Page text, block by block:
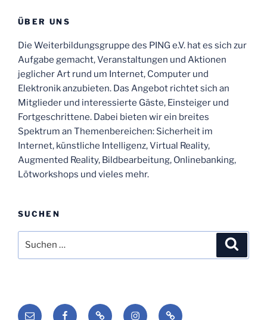
ÜBER UNS
Die Weiterbildungsgruppe des PING e.V. hat es sich zur
Aufgabe gemacht, Veranstaltungen und Aktionen
jeglicher Art rund um Internet, Computer und
Elektronik anzubieten. Das Angebot richtet sich an
Mitglieder und interessierte Gäste, Einsteiger und
Fortgeschrittene. Dabei bieten wir ein breites
Spektrum an Themenbereichen: Sicherheit im
Internet, künstliche Intelligenz, Virtual Reality,
Augmented Reality, Bildbearbeitung, Onlinebanking,
Lötworkshops und vieles mehr.
SUCHEN
nach:
E- FacebookMastodonInstagramStartseite